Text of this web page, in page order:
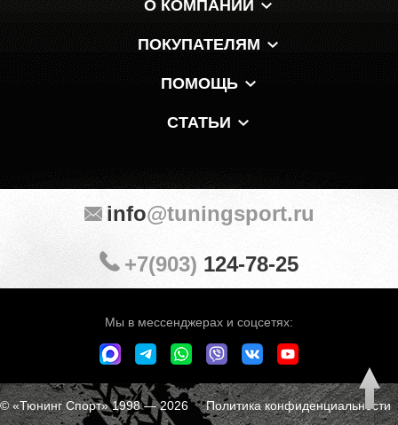
О КОМПАНИИ
ПОКУПАТЕЛЯМ
ПОМОЩЬ
СТАТЬИ
Мы в мессенджерах и соцсетях:
info@tuningsport.ru
+7(903) 124-78-25
© «Тюнинг Спорт» 1998 — 2026Политика конфиденциальности